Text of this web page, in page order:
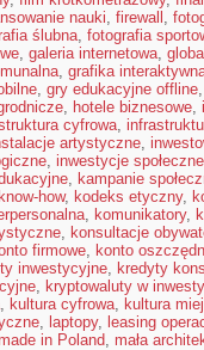
nauki, firewall ,
ślubna, fotografia
, galeria internetowa,
, grafika
, gry edukacyjne offline
, hotele biznesowe,
cyfrowa,
artystyczne,
, inwestycje społeczne
, kampanie
know-how, kodeks etyczny,
, komunikatory,
, konsultacje
firmowe, konto
inwestycyjne, kredyty
, kryptowaluty w
, kultura cyfrowa, kultura
, laptopy, leasing
in Poland, mała